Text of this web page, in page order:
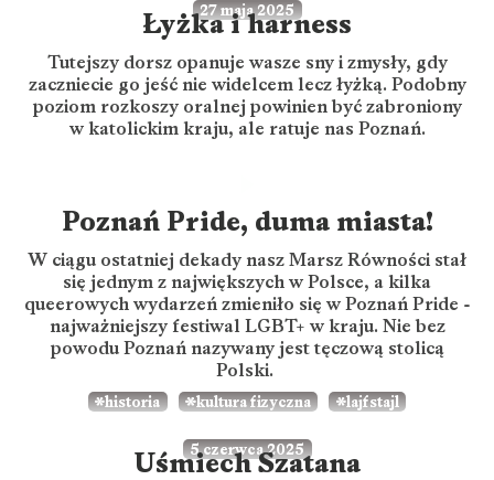
27 maja 2025
Łyżka i harness
Tutejszy dorsz opanuje wasze sny i zmysły, gdy
zaczniecie go jeść nie widelcem lecz łyżką. Podobny
poziom rozkoszy oralnej powinien być zabroniony
w katolickim kraju, ale ratuje nas Poznań.
Poznań Pride, duma miasta!
W ciągu ostatniej dekady nasz Marsz Równości stał
się jednym z największych w Polsce, a kilka
queerowych wydarzeń zmieniło się w Poznań Pride -
najważniejszy festiwal LGBT+ w kraju. Nie bez
powodu Poznań nazywany jest tęczową stolicą
Polski.
5 czerwca 2025
historia kultura fizyczna lajfstajl
Uśmiech Szatana